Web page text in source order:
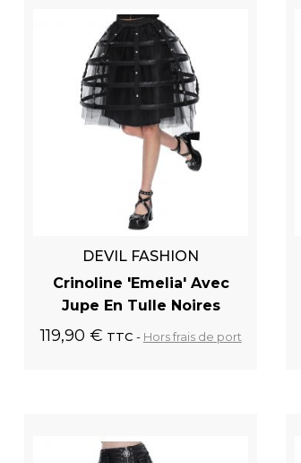
DEVIL FASHION
Crinoline 'Emelia' Avec
Jupe En Tulle Noires
119,90 € TTC
Hors frais de port